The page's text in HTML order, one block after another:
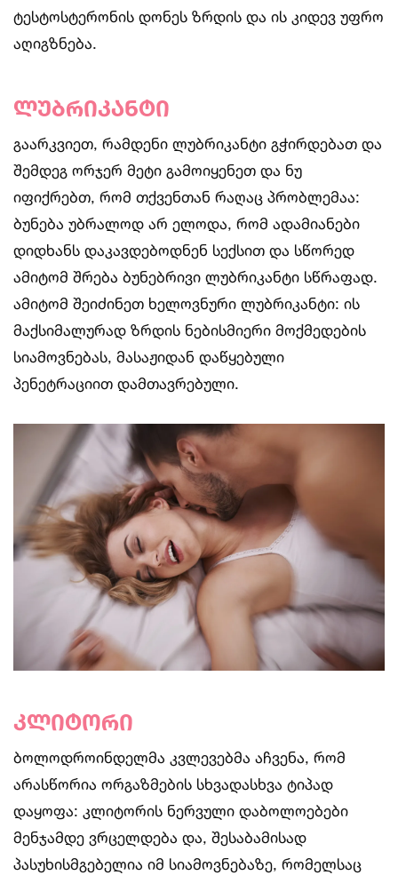
ტესტოსტერონის დონეს ზრდის და ის კიდევ უფრო
აღიგზნება.
ლუბრიკანტი
გაარკვიეთ, რამდენი ლუბრიკანტი გჭირდებათ და
შემდეგ ორჯერ მეტი გამოიყენეთ და ნუ
იფიქრებთ, რომ თქვენთან რაღაც პრობლემაა:
ბუნება უბრალოდ არ ელოდა, რომ ადამიანები
დიდხანს დაკავდებოდნენ სექსით და სწორედ
ამიტომ შრება ბუნებრივი ლუბრიკანტი სწრაფად.
ამიტომ შეიძინეთ ხელოვნური ლუბრიკანტი: ის
მაქსიმალურად ზრდის ნებისმიერი მოქმედების
სიამოვნებას, მასაჟიდან დაწყებული
პენეტრაციით დამთავრებული.
კლიტორი
ბოლოდროინდელმა კვლევებმა აჩვენა, რომ
არასწორია ორგაზმების სხვადასხვა ტიპად
დაყოფა: კლიტორის ნერვული დაბოლოებები
მენჯამდე ვრცელდება და, შესაბამისად
პასუხისმგებელია იმ სიამოვნებაზე, რომელსაც